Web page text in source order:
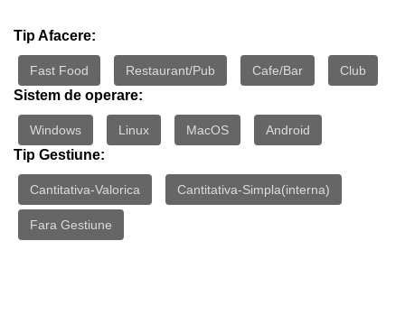
Tip Afacere:
Fast Food Restaurant/Pub Cafe/Bar Club
Sistem de operare:
Windows Linux MacOS Android
Tip Gestiune:
Cantitativa-Valorica Cantitativa-Simpla(interna)
Fara Gestiune